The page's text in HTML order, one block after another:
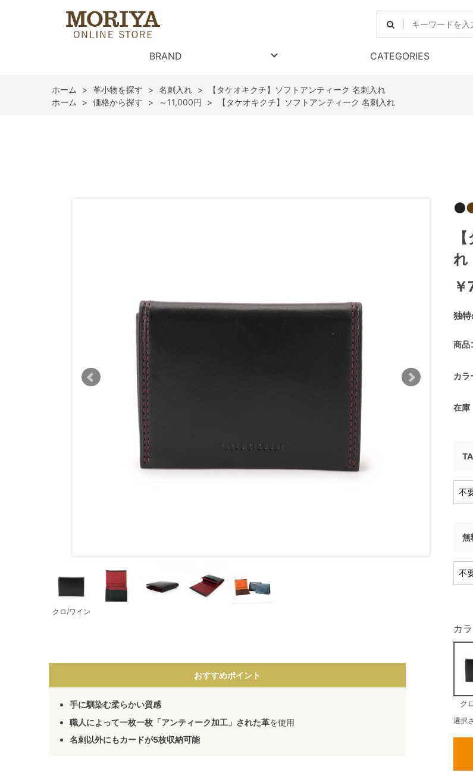
BRAND CATEGORIES
ホーム > 革小物を探す > 名刺入れ >
【タケオキクチ】ソフトアンティーク 名刺入れ
ホーム
> 価格から探す > ～11,000円 > 【タケオキクチ】ソフトアンティーク 名刺入れ
クロ/ワイン
おすすめポイント
手に馴染む柔らかい質感
職人によって一枚一枚「アンティーク加工」された革を使用
名刺以外にもカードが5枚収納可能
独
れ
商品
カラ
在庫
無
カ
ク
選択